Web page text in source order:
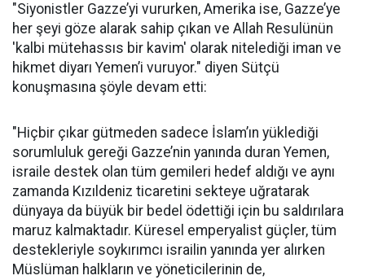
"Siyonistler Gazze’yi vururken, Amerika ise, Gazze’ye
her şeyi göze alarak sahip çıkan ve Allah Resulünün
'kalbi mütehassıs bir kavim' olarak nitelediği iman ve
hikmet diyarı Yemen’i vuruyor." diyen Sütçü
konuşmasına şöyle devam etti:
"Hiçbir çıkar gütmeden sadece İslam’ın yüklediği
sorumluluk gereği Gazze’nin yanında duran Yemen,
israile destek olan tüm gemileri hedef aldığı ve aynı
zamanda Kızıldeniz ticaretini sekteye uğratarak
dünyaya da büyük bir bedel ödettiği için bu saldırılara
maruz kalmaktadır. Küresel emperyalist güçler, tüm
destekleriyle soykırımcı israilin yanında yer alırken
Müslüman halkların ve yöneticilerinin de,